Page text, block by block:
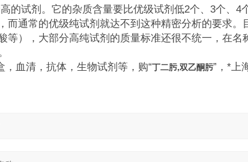
的试剂。它的杂质含量要比优级试剂低2个、3个、4
而通常的优级纯试剂就达不到这种精密分析的要求。
等），大部分高纯试剂的质量标准还很不统一，在名
血清，抗体，生物试剂等，购“丁二肟,双乙酮肟”，*上